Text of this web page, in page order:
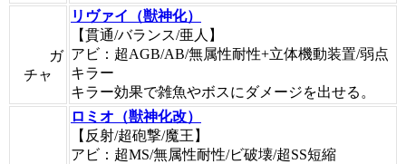
ガ
チャ
リヴァイ（獣神化）
【貫通/バランス/亜人】
アビ：超AGB/AB/無属性耐性+立体機動装置/弱点
キラー
キラー効果で雑魚やボスにダメージを出せる。
ロミオ（獣神化改）
【反射/超砲撃/魔王】
アビ：超MS/無属性耐性/ビ破壊/超SS短縮